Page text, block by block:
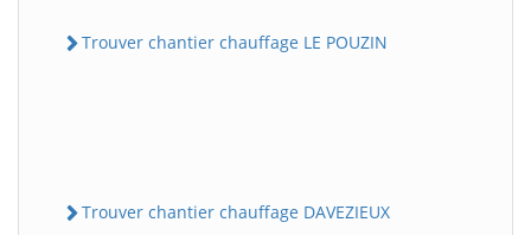
Trouver chantier chauffage LE POUZIN
Trouver chantier chauffage DAVEZIEUX